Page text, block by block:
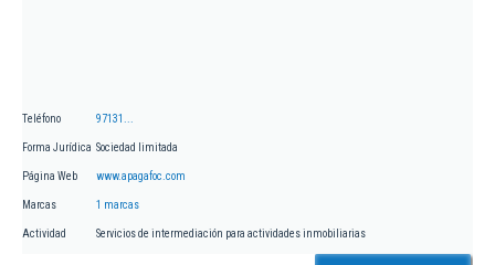
Teléfono 97131...
Forma Jurídica Sociedad limitada
Página Web www.apagafoc.com
Marcas 1 marcas
Actividad Servicios de intermediación para actividades inmobiliarias